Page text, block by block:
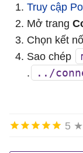
Truy cập
Mở trang
Chọn kết
Sao chép
.
../
5 ★